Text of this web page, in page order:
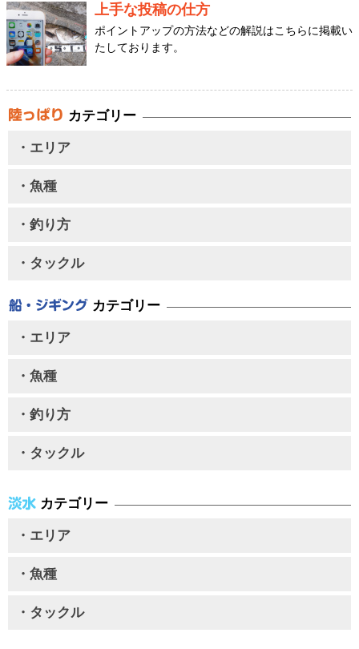
上手な投稿の仕方
ポイントアップの方法などの解説はこちらに掲載い
たしております。
カテゴリー
・エリア
・魚種
・釣り方
・タックル
カテゴリー
・エリア
・魚種
・釣り方
・タックル
カテゴリー
・エリア
・魚種
・タックル